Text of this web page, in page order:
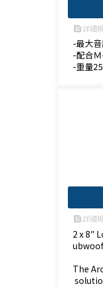
feed詳細
-最大
-配合
-重量
feed詳細
2 x 8"
The